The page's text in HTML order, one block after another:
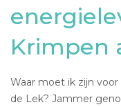
Krimpen
Waar moet ik zijn
de Lek? Jammer